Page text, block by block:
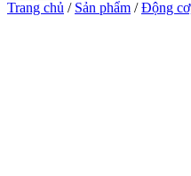
Trang chủ / Sản phẩm /Động